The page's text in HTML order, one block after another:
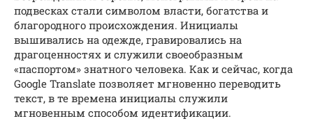
подвесках стали символом власти, богатства и
благородного происхождения. Инициалы
вышивались на одежде, гравировались на
драгоценностях и служили своеобразным
«паспортом» знатного человека. Как и сейчас, когда
Google Translate позволяет мгновенно переводить
текст, в те времена инициалы служили
мгновенным способом идентификации.